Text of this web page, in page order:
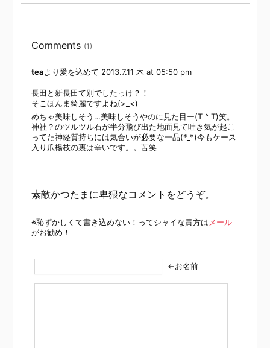
Comments (1)
teaより愛を込めて 2013.7.11 木 at 05:50 pm
長田と新長田て別でしたっけ？！
そこほんま綺麗ですよね(>_<)
めちゃ美味しそう…美味しそうやのに見た目ー(T ^ T)笑。
神社？のツルツル石が半分飛び出た地面見て吐き気が起こ
ってた神経質持ちには気合いが必要な一品(*_*)今もケース
入り爪楊枝の裏は辛いです。。苦笑
素敵かつたまに卑猥なコメントをどうぞ。
※恥ずかしくて書き込めない！ってシャイな貴方は メール
がお勧め！
←お名前